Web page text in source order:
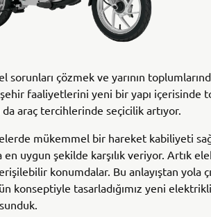
sorunları çözmek ve yarının
faaliyetlerini yeni bir yapı içerisinde
araç tercihlerinde seçicilik artıyor.
mükemmel bir hareket kabiliyeti
en uygun şekilde karşılık veriyor. Artık
konumdalar. Bu anlayıştan yola
konseptiyle tasarladığımız yeni